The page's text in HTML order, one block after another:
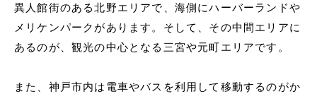
異人館街のある北野エリアで、海側にハーバーランドや
メリケンパークがあります。そして、その中間エリアに
あるのが、観光の中心となる三宮や元町エリアです。
また、神戸市内は電車やバスを利用して移動するのがか